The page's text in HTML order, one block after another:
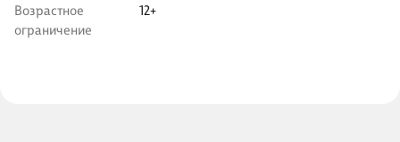
Возрастное
ограничение
12+